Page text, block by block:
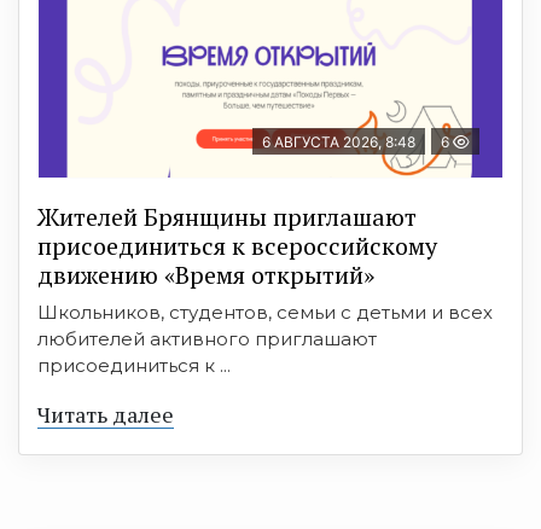
6 АВГУСТА 2026, 8:48 6
Жителей Брянщины приглашают
присоединиться к всероссийскому
движению «Время открытий»
Школьников, студентов, семьи с детьми и всех
любителей активного приглашают
присоединиться к ...
Читать далее